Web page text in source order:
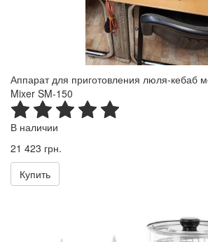
Аппарат для приготовления люля-кебаб
Mixer SM-150
В наличии
21 423 грн.
Купить